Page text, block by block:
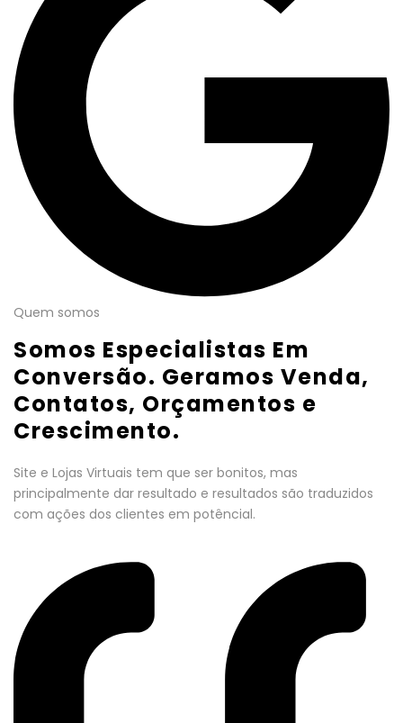
Quem somos
Somos Especialistas Em
Conversão. Geramos Venda,
Contatos, Orçamentos e
Crescimento.
Site e Lojas Virtuais tem que ser bonitos, mas
principalmente dar resultado e resultados são traduzidos
com ações dos clientes em potêncial.